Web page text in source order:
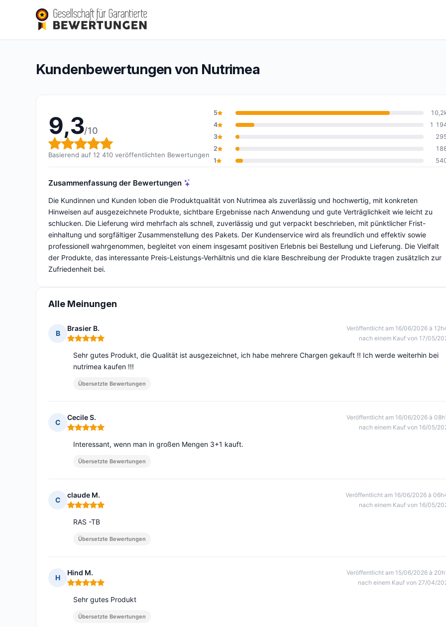
Nutrimea
Gesamtbewertung: 9,3 von 10
9,3/10(12 410 Bewertungen)
Kundenbewertungen von Nutrimea
9,3/10
Gesamtbewertung: 9,3 von 10
Basierend auf 12 410 veröffentlichten Bewertungen
5
4
1
3
2
1
Zusammenfassung der Bewertungen
Die Kundinnen und Kunden loben die Produktqualität von Nutrimea als zuverlässig und hochwertig, mit konkreten
Hinweisen auf ausgezeichnete Produkte, sichtbare Ergebnisse nach Anwendung und gute Verträglichkeit wie leicht zu
schlucken. Die Lieferung wird mehrfach als schnell, zuverlässig und gut verpackt beschrieben, mit pünktlicher Frist-
einhaltung und sorgfältiger Zusammenstellung des Pakets. Der Kundenservice wird als freundlich und effektiv sowie
professionell wahrgenommen, begleitet von einem insgesamt positiven Erlebnis bei Bestellung und Lieferung. Die Vielfalt
der Produkte, das interessante Preis-Leistungs-Verhältnis und die klare Beschreibung der Produkte tragen zusätzlich zur
Zufriedenheit bei.
Alle Meinungen
B
Brasier B.
Hinweis: 5 von 5
Veröffentlicht am 16/06/2026 à
nach einem Kauf von 17/05/
Sehr gutes Produkt, die Qualität ist ausgezeichnet, ich habe mehrere Chargen gekauft !! Ich werde weiterhin bei
nutrimea kaufen !!!
Übersetzte Bewertungen
C
Cecile S.
Hinweis: 5 von 5
Veröffentlicht am 16/06/2026 à
nach einem Kauf von 16/05/
Interessant, wenn man in großen Mengen 3+1 kauft.
Übersetzte Bewertungen
C
claude M.
Hinweis: 5 von 5
Veröffentlicht am 16/06/2026 à
nach einem Kauf von 16/05/
RAS -TB
Übersetzte Bewertungen
H
Hind M.
Hinweis: 5 von 5
Veröffentlicht am 15/06/2026 à
nach einem Kauf von 27/04/
Sehr gutes Produkt
Übersetzte Bewertungen